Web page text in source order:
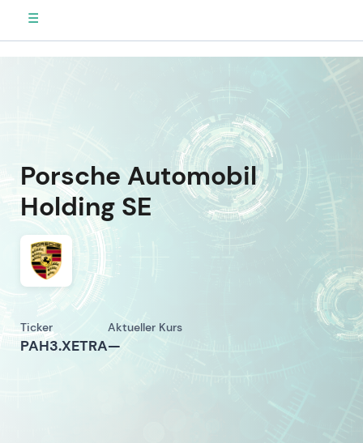
☰
Porsche Automobil
Holding SE
Ticker
PAH3.XETRA
Aktueller Kurs
—